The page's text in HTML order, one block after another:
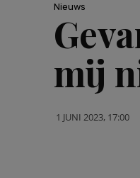
Nieuws
mij
1 JUNI 2023, 17:00